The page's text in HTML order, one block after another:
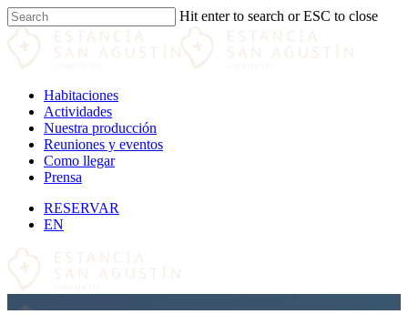
Skip
to
main
content
Hit enter to search or ESC to close
Close
Search
Menu
Habitaciones
Actividades
Nuestra producción
Reuniones y eventos
Como llegar
Prensa
RESERVAR
EN